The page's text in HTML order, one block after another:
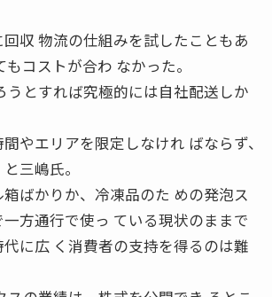
収 物流の仕組みを試したこともあ
コストが合わ なかった。
うとすれば究極的には自社配送しか
やエリアを限定しなけれ ばならず、
三嶋氏。
ばかりか、冷凍品のた めの発泡ス
方通行で使っ ている現状のままで
に広 く消費者の支持を得るのは難